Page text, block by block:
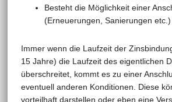
Besteht die Möglichkeit einer
(Erneuerungen, Sanierungen etc.)
Immer wenn die Laufzeit der
15 Jahre) die Laufzeit des eigentlichen
überschreitet, kommt es zu einer
eventuell anderen Konditionen. Diese
vorteilhaft darstellen oder eben eine